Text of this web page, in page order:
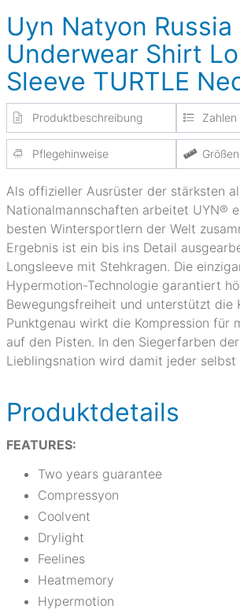
Uyn Natyon Russia
Underwear Shirt
Sleeve TURTLE
Produktbeschreibung Zahlen
Pflegehinweise
Als offizieller Ausrüster der stärksten
Nationalmannschaften arbeitet UYN®
besten Wintersportlern der Welt
Ergebnis ist ein bis ins Detail
Longsleeve mit Stehkragen. Die
Hypermotion-Technologie garantiert
Bewegungsfreiheit und unterstützt die
Punktgenau wirkt die Kompression für
auf den Pisten. In den Siegerfarben
Lieblingsnation wird damit jeder selbst
Produktdetails
FEATURES:
Two years guarantee
Compressyon
Coolvent
Drylight
Feelines
Heatmemory
Hypermotion